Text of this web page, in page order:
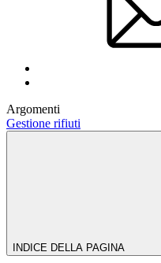
Argomenti
Gestione rifiuti
INDICE DELLA PAGINA